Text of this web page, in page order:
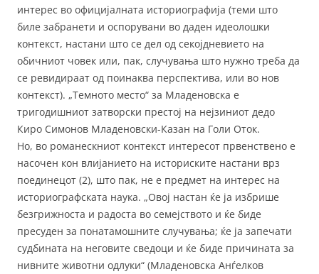
интерес во официјалната историографија (теми што
биле забранети и оспорувани во даден идеолошки
контекст, настани што се дел од секојдневието на
обичниот човек или, пак, случувања што нужно треба да
се ревидираат од поинаква перспектива, или во нов
контекст). „Темното место“ за Младеновска е
тригодишниот затворски престој на нејзиниот дедо
Киро Симонов Младеновски-Казан на Голи Оток.
Но, во романескниот контекст интересот првенствено е
насочен кон влијанието на историските настани врз
поединецот (2), што пак, не е предмет на интерес на
историографската наука. „Овој настан ќе ја избрише
безгрижноста и радоста во семејството и ќе биде
пресуден за понатамошните случувања; ќе ја запечати
судбината на неговите сведоци и ќе биде причината за
нивните животни одлуки“ (Младеновска Анѓелков